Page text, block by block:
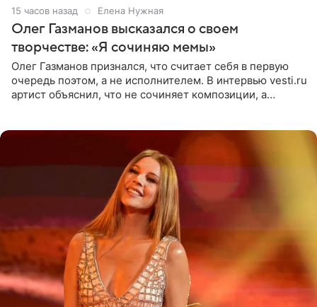
15 часов назад Елена Нужная
Олег Газманов высказался о своем
творчестве: «Я сочиняю мемы»
Олег Газманов признался, что считает себя в первую
очередь поэтом, а не исполнителем. В интервью vesti.ru
артист объяснил, что не сочиняет композиции, а